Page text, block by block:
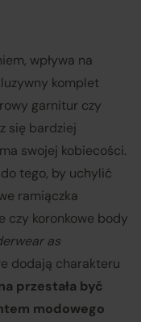
wpływa na
komplet
garnitur czy
się bardziej
swojej kobiecości.
tego, by uchylić
ramiączka
czy koronkowe body
as
dodają charakteru
przestała być
modowego